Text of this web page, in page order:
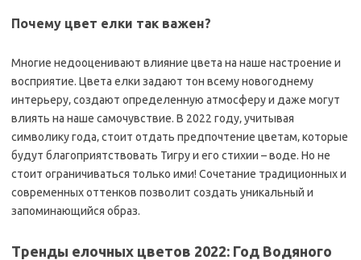
Почему цвет елки так важен?
Многие недооценивают влияние цвета на наше настроение и
восприятие. Цвета елки задают тон всему новогоднему
интерьеру‚ создают определенную атмосферу и даже могут
влиять на наше самочувствие. В 2022 году‚ учитывая
символику года‚ стоит отдать предпочтение цветам‚ которые
будут благоприятствовать Тигру и его стихии – воде. Но не
стоит ограничиваться только ими! Сочетание традиционных и
современных оттенков позволит создать уникальный и
запоминающийся образ.
Тренды елочных цветов 2022: Год Водяного